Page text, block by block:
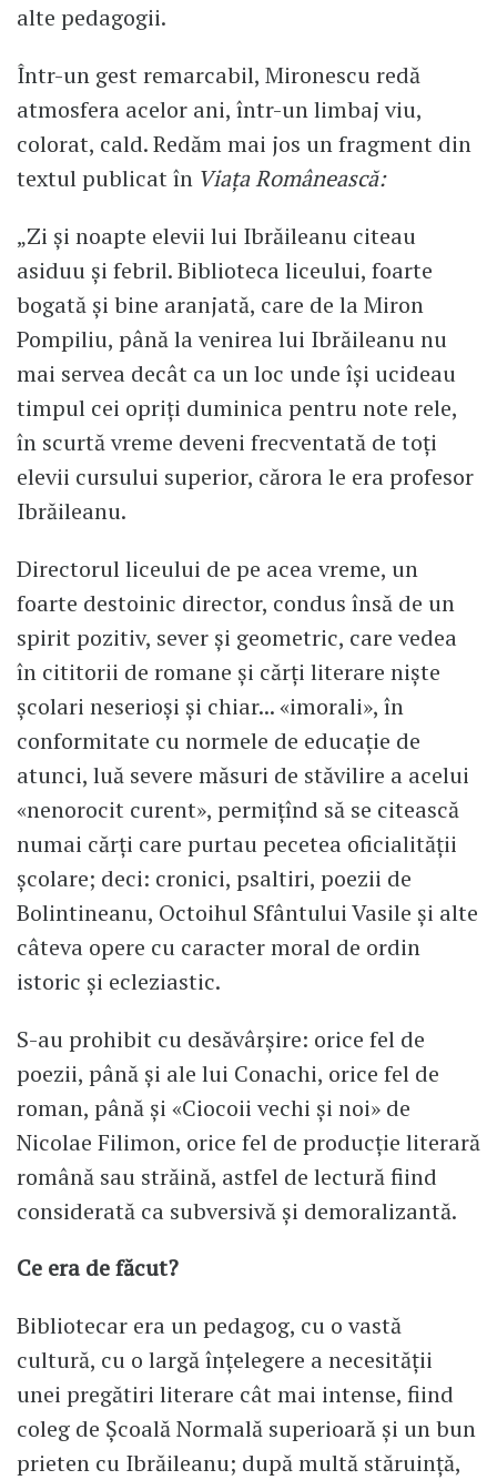
alte pedagogii.
Într-un gest remarcabil, Mironescu redă
atmosfera acelor ani, într-un limbaj viu,
colorat, cald. Redăm mai jos un fragment din
textul publicat în Viața Românească:
„Zi și noapte elevii lui Ibrăileanu citeau
asiduu și febril. Biblioteca liceului, foarte
bogată și bine aranjată, care de la Miron
Pompiliu, până la venirea lui Ibrăileanu nu
mai servea decât ca un loc unde își ucideau
timpul cei opriți duminica pentru note rele,
în scurtă vreme deveni frecventată de toți
elevii cursului superior, cărora le era profesor
Ibrăileanu.
Directorul liceului de pe acea vreme, un
foarte destoinic director, condus însă de un
spirit pozitiv, sever și geometric, care vedea
în cititorii de romane și cărți literare niște
școlari neserioși și chiar... «imorali», în
conformitate cu normele de educație de
atunci, luă severe măsuri de stăvilire a acelui
«nenorocit curent», permițînd să se citească
numai cărți care purtau pecetea oficialității
școlare; deci: cronici, psaltiri, poezii de
Bolintineanu, Octoihul Sfântului Vasile și alte
câteva opere cu caracter moral de ordin
istoric și ecleziastic.
S-au prohibit cu desăvârșire: orice fel de
poezii, până și ale lui Conachi, orice fel de
roman, până și «Ciocoii vechi și noi» de
Nicolae Filimon, orice fel de producție literară
română sau străină, astfel de lectură fiind
considerată ca subversivă și demoralizantă.
Ce era de făcut?
Bibliotecar era un pedagog, cu o vastă
cultură, cu o largă înțelegere a necesității
unei pregătiri literare cât mai intense, fiind
coleg de Școală Normală superioară și un bun
prieten cu Ibrăileanu; după multă stăruință,